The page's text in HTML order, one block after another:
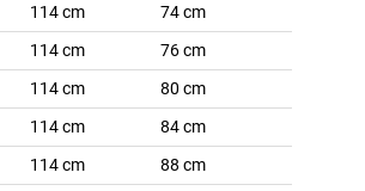
114 cm
74 cm
114 cm
76 cm
114 cm
80 cm
114 cm
84 cm
114 cm
88 cm